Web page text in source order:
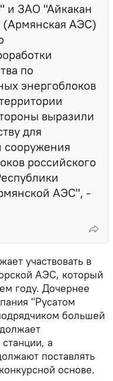
и ЗАО "Айкакан
(Армянская АЭС)
по
энергоблоков
выразили
для
сооружения
российского
АЭС", -
участвовать в
АЭС, который
году. Дочернее
"Русатом
большей
станции, а
поставлять
основе.